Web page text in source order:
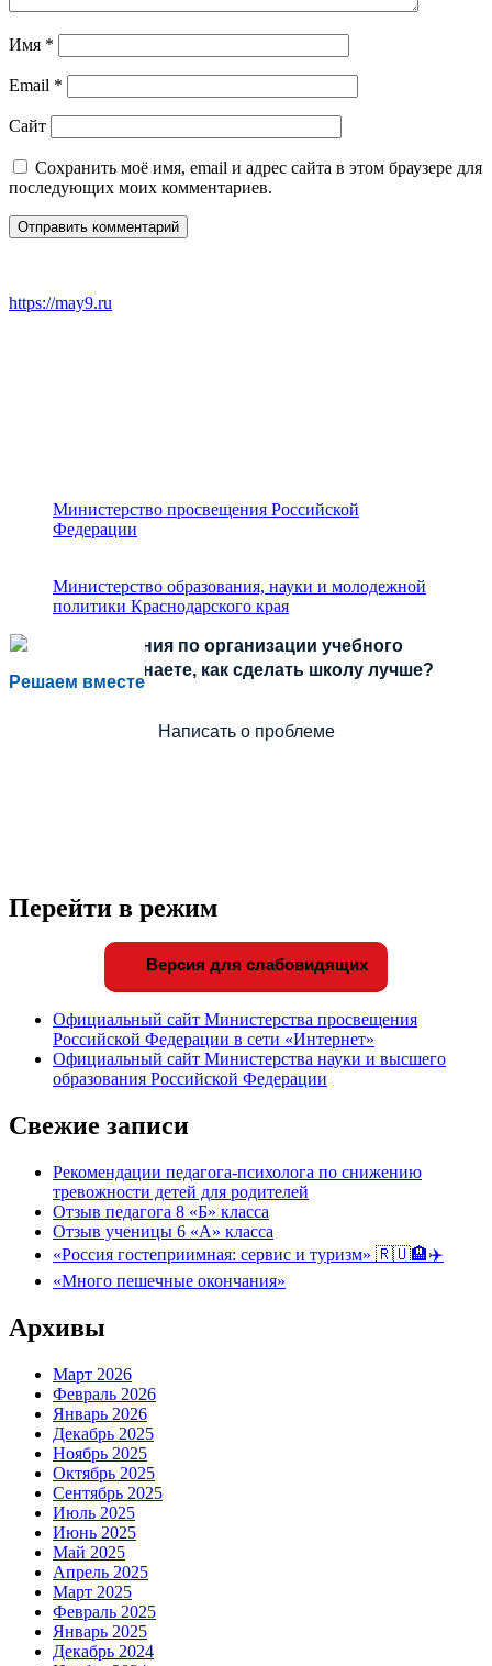
Имя *
Email *
Сайт
Сохранить моё имя, email и адрес сайта в этом браузере для
последующих моих комментариев.
https://may9.ru
Министерство просвещения Российской
Федерации
Министерство образования, науки и молодежной
политики Краснодарского края
Решаем вместе
Есть предложения по организации учебного
процесса или знаете, как сделать школу лучше?
Написать о проблеме
Перейти в режим
Версия для слабовидящих
Официальный сайт Министерства просвещения
Российской Федерации в сети «Интернет»
Официальный сайт Министерства науки и высшего
образования Российской Федерации
Свежие записи
Рекомендации педагога-психолога по снижению
тревожности детей для родителей
Отзыв педагога 8 «Б» класса
Отзыв ученицы 6 «А» класса
«Россия гостеприимная: сервис и туризм» 🇷🇺🏨✈️
«Много пешечные окончания»
Архивы
Март 2026
Февраль 2026
Январь 2026
Декабрь 2025
Ноябрь 2025
Октябрь 2025
Сентябрь 2025
Июль 2025
Июнь 2025
Май 2025
Апрель 2025
Март 2025
Февраль 2025
Январь 2025
Декабрь 2024